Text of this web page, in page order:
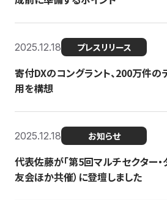
2025.12.18 プレスリリース
寄付DXのコングラント、200万件の
用を構想
2025.12.18 お知らせ
代表佐藤が「第5回マルチセクター・
友会ほか共催）に登壇しました